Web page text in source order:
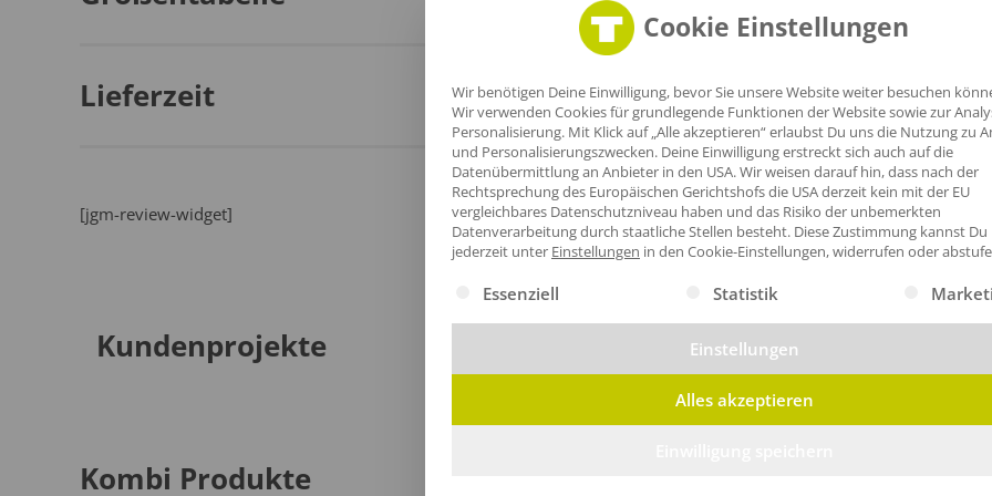
Lieferzeit
[jgm-review-widget]
Kundenprojekte
Kombi Produkte
Cookie Einstellungen
Wir benötigen Deine Einwilligung, bevor Sie unsere Website weiter besuchen
Wir verwenden Cookies für grundlegende Funktionen der Website sowie zur
Personalisierung. Mit Klick auf „Alle akzeptieren“ erlaubst Du uns die Nutzung zu
und Personalisierungszwecken. Deine Einwilligung erstreckt sich auch auf die
Datenübermittlung an Anbieter in den USA. Wir weisen darauf hin, dass nach der
Rechtsprechung des Europäischen Gerichtshofs die USA derzeit kein mit der EU
vergleichbares Datenschutzniveau haben und das Risiko der unbemerkten
Datenverarbeitung durch staatliche Stellen besteht. Diese Zustimmung kannst Du
jederzeit unter Einstellungen in den Cookie-Einstellungen, widerrufen oder
Es folgt eine Liste der Service-Gruppen, für die eine Einwilligung
Essenziell Statistik
Einstellungen
Alles akzeptieren